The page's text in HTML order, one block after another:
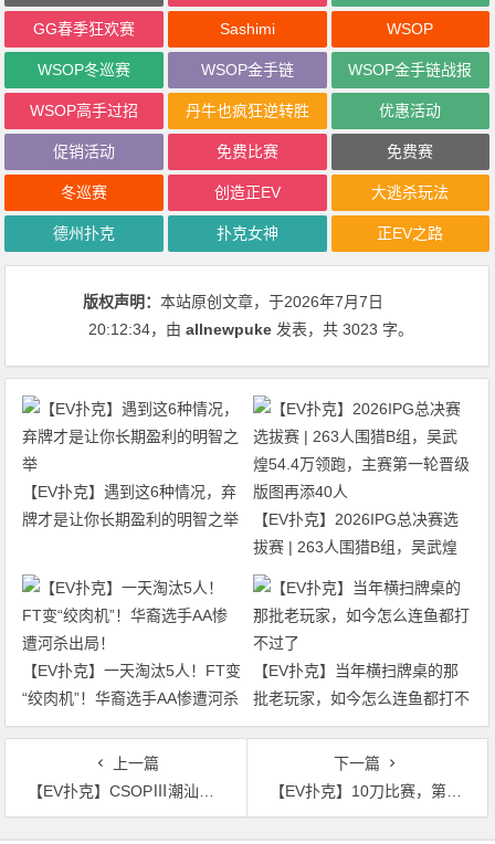
GG春季狂欢赛 Sashimi WSOP
WSOP冬巡赛 WSOP金手链 WSOP金手链战报
WSOP高手过招 丹牛也疯狂逆转胜 优惠活动
促销活动 免费比赛 免费赛
冬巡赛 创造正EV 大逃杀玩法
德州扑克 扑克女神 正EV之路
版权声明：本站原创文章，于2026年7月7日
20:12:34，由allnewpuke 发表，共 3023 字。
【EV扑克】遇到这6种情况，弃
牌才是让你长期盈利的明智之举
【EV扑克】2026IPG总决赛选
拔赛 | 263人围猎B组，吴武煌
54.4万领跑，主赛第一轮晋级版
图再添40人
【EV扑克】一天淘汰5人！FT变
“绞肉机”！华裔选手AA惨遭河杀
出局！
【EV扑克】当年横扫牌桌的那
批老玩家，如今怎么连鱼都打不
过了
上一篇
【EV扑克】CSOPⅢ潮汕站主赛C/D组收官：邱畅、吴津分领两组，主赛第二轮7月6日开战
下一篇
【EV扑克】10刀比赛，第6,309名…中国选手Fu Jiahao竟斩获超过2,200倍的惊人“神秘赏金”回报！
文